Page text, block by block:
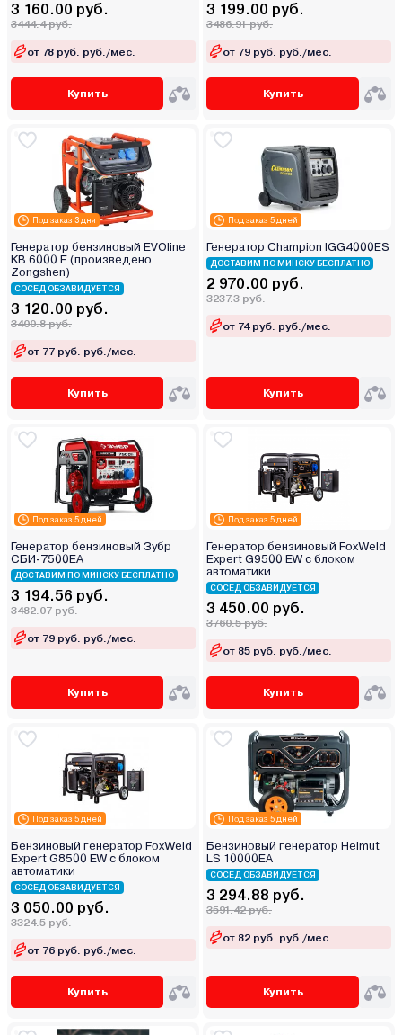
3 160.00 руб.
3444.4 руб.
от 78 руб. руб./мес.
Купить
3 199.00 руб.
3486.91 руб.
от 79 руб. руб./мес.
Купить
Под заказ 3 дня
Генератор бензиновый EVOline
KB 6000 E (произведено
Zongshen)
СОСЕД ОБЗАВИДУЕТСЯ
3 120.00 руб.
3400.8 руб.
от 77 руб. руб./мес.
Купить
Под заказ 5 дней
Генератор Champion IGG4000ES
ДОСТАВИМ ПО МИНСКУ БЕСПЛАТНО
2 970.00 руб.
3237.3 руб.
от 74 руб. руб./мес.
Купить
Под заказ 5 дней
Генератор бензиновый Зубр
СБИ-7500ЕА
ДОСТАВИМ ПО МИНСКУ БЕСПЛАТНО
3 194.56 руб.
3482.07 руб.
от 79 руб. руб./мес.
Купить
Под заказ 5 дней
Генератор бензиновый FoxWeld
Expert G9500 EW с блоком
автоматики
СОСЕД ОБЗАВИДУЕТСЯ
3 450.00 руб.
3760.5 руб.
от 85 руб. руб./мес.
Купить
Под заказ 5 дней
Бензиновый генератор FoxWeld
Expert G8500 EW с блоком
автоматики
СОСЕД ОБЗАВИДУЕТСЯ
3 050.00 руб.
3324.5 руб.
от 76 руб. руб./мес.
Купить
Под заказ 5 дней
Бензиновый генератор Helmut
LS 10000EA
СОСЕД ОБЗАВИДУЕТСЯ
3 294.88 руб.
3591.42 руб.
от 82 руб. руб./мес.
Купить